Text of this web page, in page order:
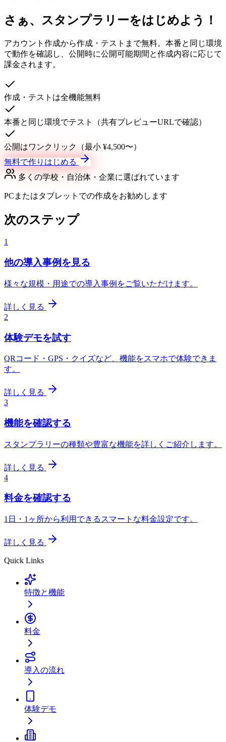
さぁ、スタンプラリーをはじめよう！
アカウント作成から作成・テストまで無料。本番と同じ環境
で動作を確認し、公開時に公開可能期間と作成内容に応じて
課金されます。
作成・テストは全機能無料
本番と同じ環境でテスト（共有プレビューURLで確認）
公開はワンクリック（最小 ¥4,500〜）
無料で作りはじめる
多くの学校・自治体・企業に選ばれています
PCまたはタブレットでの作成をお勧めします
次のステップ
1
他の導入事例を見る
様々な規模・用途での導入事例をご覧いただけます。
詳しく見る
2
体験デモを試す
QRコード・GPS・クイズなど、機能をスマホで体験できま
す。
詳しく見る
3
機能を確認する
スタンプラリーの種類や豊富な機能を詳しくご紹介します。
詳しく見る
4
料金を確認する
1日・1ヶ所から利用できるスマートな料金設定です。
詳しく見る
Quick Links
特徴と機能
料金
導入の流れ
体験デモ